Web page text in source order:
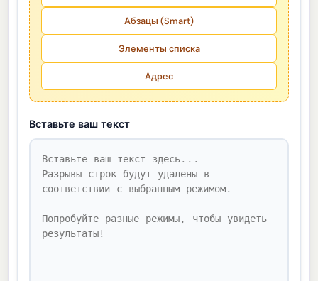
Абзацы (Smart)
Элементы списка
Адрес
Вставьте ваш текст